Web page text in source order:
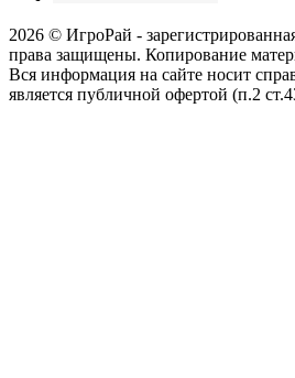
2026 © ИгроРай -
права защищены. Копирование
Вся информация на сайте носит
является публичной офертой (п.2